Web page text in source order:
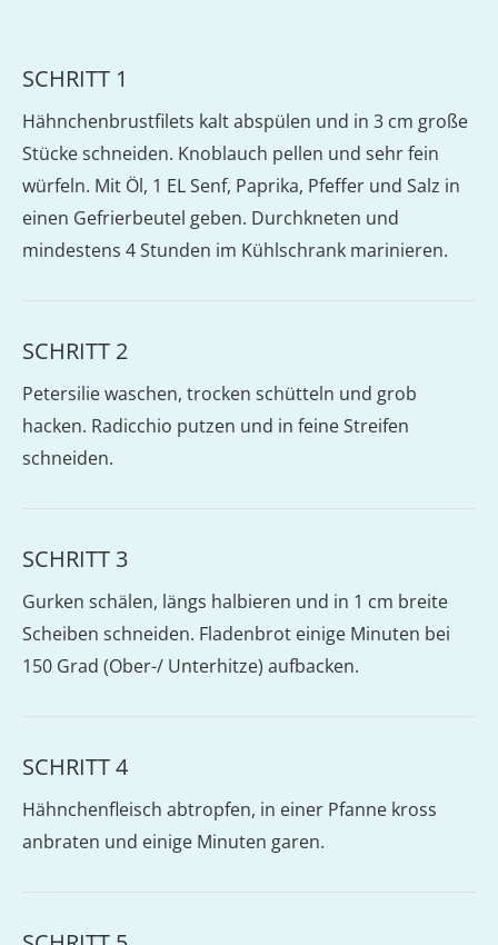
SCHRITT 1
Hähnchenbrustfilets kalt abspülen und in 3 cm große
Stücke schneiden. Knoblauch pellen und sehr fein
würfeln. Mit Öl, 1 EL Senf, Paprika, Pfeffer und Salz in
einen Gefrierbeutel geben. Durchkneten und
mindestens 4 Stunden im Kühlschrank marinieren.
SCHRITT 2
Petersilie waschen, trocken schütteln und grob
hacken. Radicchio putzen und in feine Streifen
schneiden.
SCHRITT 3
Gurken schälen, längs halbieren und in 1 cm breite
Scheiben schneiden. Fladenbrot einige Minuten bei
150 Grad (Ober-/ Unterhitze) aufbacken.
SCHRITT 4
Hähnchenfleisch abtropfen, in einer Pfanne kross
anbraten und einige Minuten garen.